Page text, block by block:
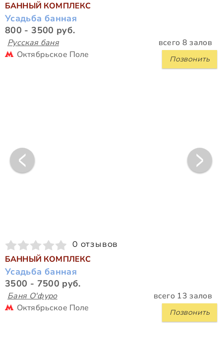
БАННЫЙ КОМПЛЕКС
Усадьба банная
800 - 3500 руб.
Русская баня всего 8 залов
Позвонить
Октябрьское Поле
0 отзывов
БАННЫЙ КОМПЛЕКС
Усадьба банная
3500 - 7500 руб.
Баня О'фуро всего 13 залов
Позвонить
Октябрьское Поле